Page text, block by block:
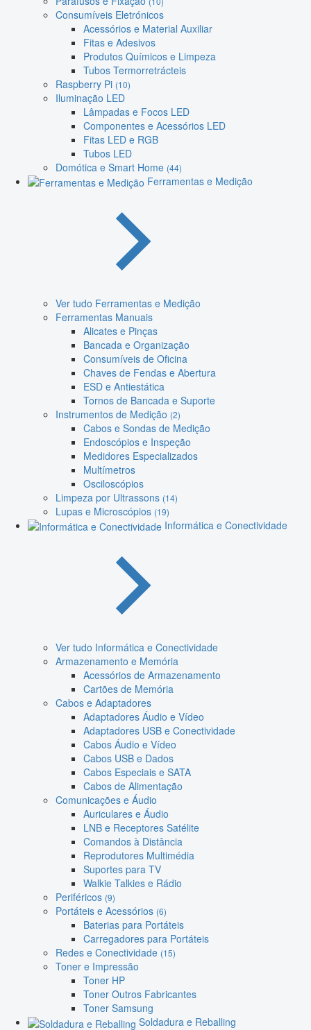
Consumíveis Eletrónicos
Acessórios e Material Auxiliar
Fitas e Adesivos
Produtos Químicos e Limpeza
Tubos Termorretrácteis
Raspberry Pi (10)
Iluminação LED
Lâmpadas e Focos LED
Componentes e Acessórios LED
Fitas LED e RGB
Tubos LED
Domótica e Smart Home (44)
Ferramentas e Medição
Ver tudo Ferramentas e Medição
Ferramentas Manuais
Alicates e Pinças
Bancada e Organização
Consumíveis de Oficina
Chaves de Fendas e Abertura
ESD e Antiestática
Tornos de Bancada e Suporte
Instrumentos de Medição (2)
Cabos e Sondas de Medição
Endoscópios e Inspeção
Medidores Especializados
Multímetros
Osciloscópios
Limpeza por Ultrassons (14)
Lupas e Microscópios (19)
Informática e Conectividade
Ver tudo Informática e Conectividade
Armazenamento e Memória
Acessórios de Armazenamento
Cartões de Memória
Cabos e Adaptadores
Adaptadores Áudio e Vídeo
Adaptadores USB e Conectividade
Cabos Áudio e Vídeo
Cabos USB e Dados
Cabos Especiais e SATA
Cabos de Alimentação
Comunicações e Áudio
Auriculares e Áudio
LNB e Receptores Satélite
Comandos à Distância
Reprodutores Multimédia
Suportes para TV
Walkie Talkies e Rádio
Periféricos (9)
Portáteis e Acessórios (6)
Baterias para Portáteis
Carregadores para Portáteis
Redes e Conectividade (15)
Toner e Impressão
Toner HP
Toner Outros Fabricantes
Toner Samsung
Soldadura e Reballing